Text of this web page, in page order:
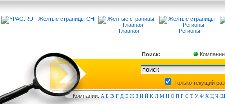
Главная Регионы
Поиск: Компании
Только текущий
Компании: А Б В Г Д Е Ж З И Й К Л М Н О П Р С Т У Ф Х Ц Ч Ш